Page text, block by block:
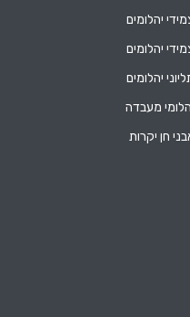
יהלומים
יהלומים
יהלומים
מעבדה
חן יקרות